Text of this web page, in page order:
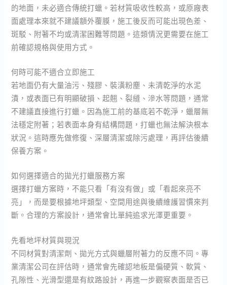
的地面，未必適合傳統打蠟。若材質吸收性較高，或原廠表
面處理本來就不建議額外覆膜，施工後反而可能出現色差、
斑駁、附著不均或清潔困難等問題。這類情況更需要在施工
前確認規格與使用方式。
何時可能不適合立即施工
若地面仍有大量油污、殘膠、裝潢粉塵、未清乾淨的水泥
漬，或表面已有明顯破損、起翹、裂縫、滲水等問題，通常
不建議直接進行打蠟。因為施工前的基底若不乾淨，蠟層無
法穩定附著；若表面本身有結構問題，打蠟也無法解決根本
狀況。這時應先做修復、深層清潔或除污處理，再評估後續
保養方案。
如何選擇適合的拋光打蠟服務方案
選擇打蠟方案時，不能只看「有沒有做」或「看起來亮不
亮」，而是要根據地坪類型、空間用途與後續維護習慣來判
斷。合理的方案設計，通常會比單純追求光澤更重要。
先看地坪材質與現況
不同材質對清潔劑、拋光方式與蠟層附著力的反應不同。專
業清潔公司在評估時，通常會先確認地板是偏硬質、軟質、
孔隙性、光滑型還是有紋路設計，再進一步觀察表面是否已